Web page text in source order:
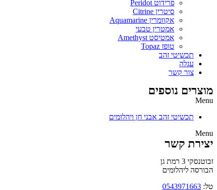
פרידוט Peridot
סיטרין Citrine
אקוומרין Aquamarine
אמטרין טבעי
אמטיסט Amethyst
טופז Topaz
תכשיטי זהב
עגלה
צור קשר
מוצרים נוספים
Menu
תכשיטי זהב אבני חן ויהלומים
Menu
יצירת קשר
זבוטנסקי 3 רמת גן
הבורסה ליהלומים
טל: 0543971663